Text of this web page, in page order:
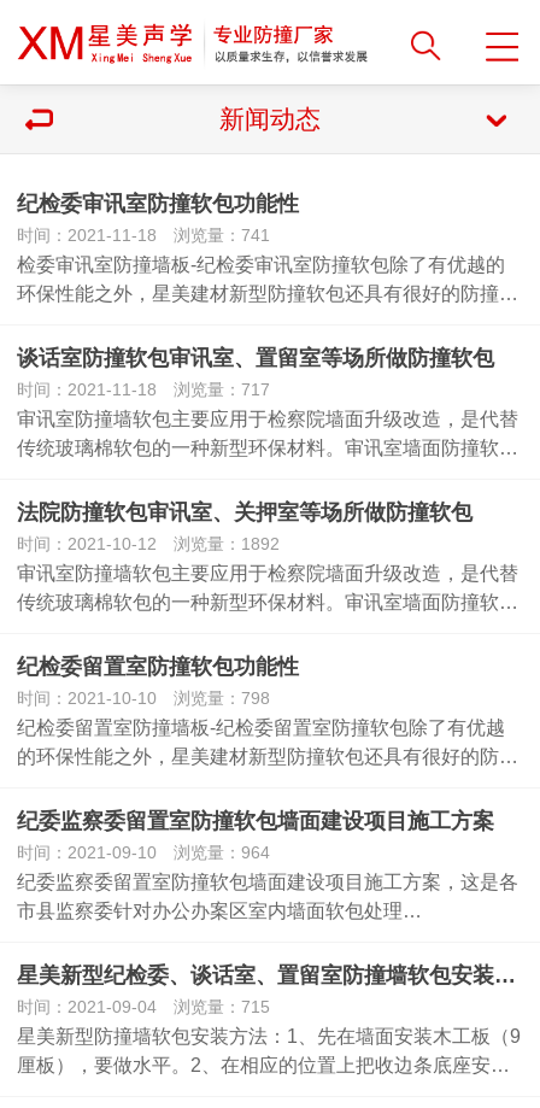
新闻动态
纪检委审讯室防撞软包功能性
时间：2021-11-18 浏览量：741
检委审讯室防撞墙板-纪检委审讯室防撞软包除了有优越的
环保性能之外，星美建材新型防撞软包还具有很好的防撞…
谈话室防撞软包审讯室、置留室等场所做防撞软包
时间：2021-11-18 浏览量：717
审讯室防撞墙软包主要应用于检察院墙面升级改造，是代替
传统玻璃棉软包的一种新型环保材料。审讯室墙面防撞软…
法院防撞软包审讯室、关押室等场所做防撞软包
时间：2021-10-12 浏览量：1892
审讯室防撞墙软包主要应用于检察院墙面升级改造，是代替
传统玻璃棉软包的一种新型环保材料。审讯室墙面防撞软…
纪检委留置室防撞软包功能性
时间：2021-10-10 浏览量：798
纪检委留置室防撞墙板-纪检委留置室防撞软包除了有优越
的环保性能之外，星美建材新型防撞软包还具有很好的防…
纪委监察委留置室防撞软包墙面建设项目施工方案
时间：2021-09-10 浏览量：964
纪委监察委留置室防撞软包墙面建设项目施工方案，这是各
市县监察委针对办公办案区室内墙面软包处理…
星美新型纪检委、谈话室、置留室防撞墙软包安装方法
时间：2021-09-04 浏览量：715
星美新型防撞墙软包安装方法：1、先在墙面安装木工板（9
厘板），要做水平。2、在相应的位置上把收边条底座安…